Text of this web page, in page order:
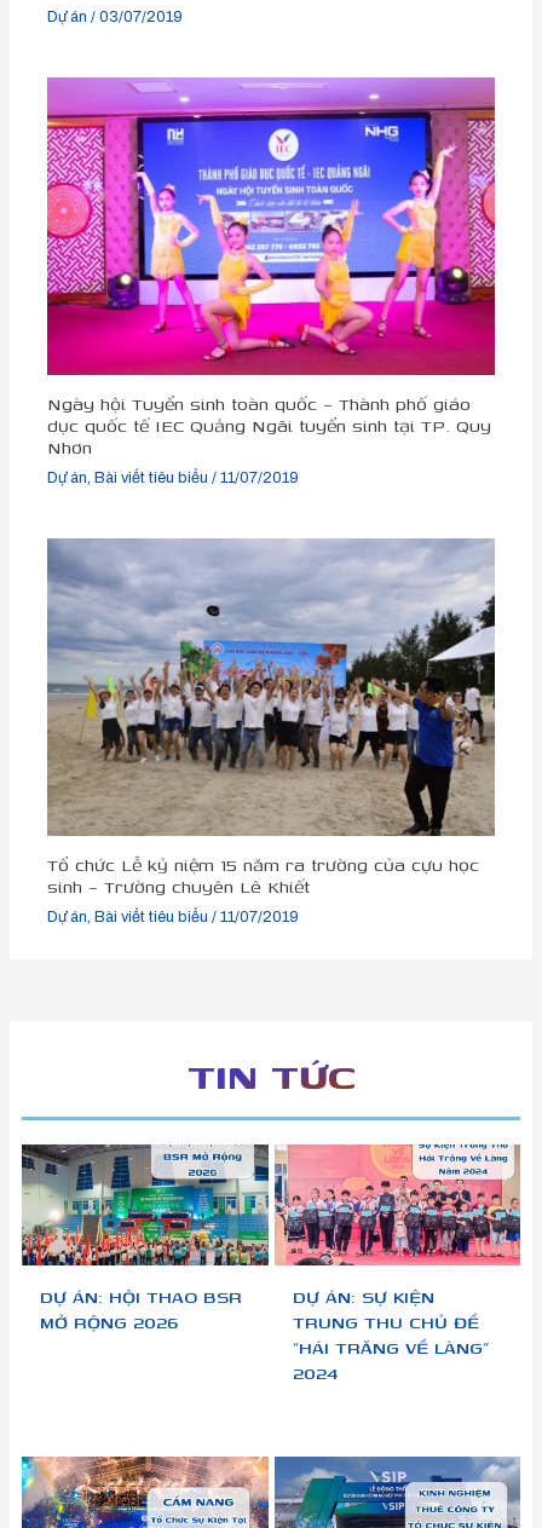
Dự án /03/07/2019
Ngày hội Tuyển sinh toàn quốc – Thành phố giáo
dục quốc tế IEC Quảng Ngãi tuyển sinh tại TP. Quy
Nhơn
Dự án, Bài viết tiêu biểu /11/07/2019
Tổ chức Lễ kỷ niệm 15 năm ra trường của cựu học
sinh – Trường chuyên Lê Khiết
Dự án, Bài viết tiêu biểu /11/07/2019
TIN TỨC
DỰ ÁN: HỘI THAO BSR
MỞ RỘNG 2026
DỰ ÁN: SỰ KIỆN
TRUNG THU CHỦ ĐỀ
“HÁI TRĂNG VỀ LÀNG”
2024